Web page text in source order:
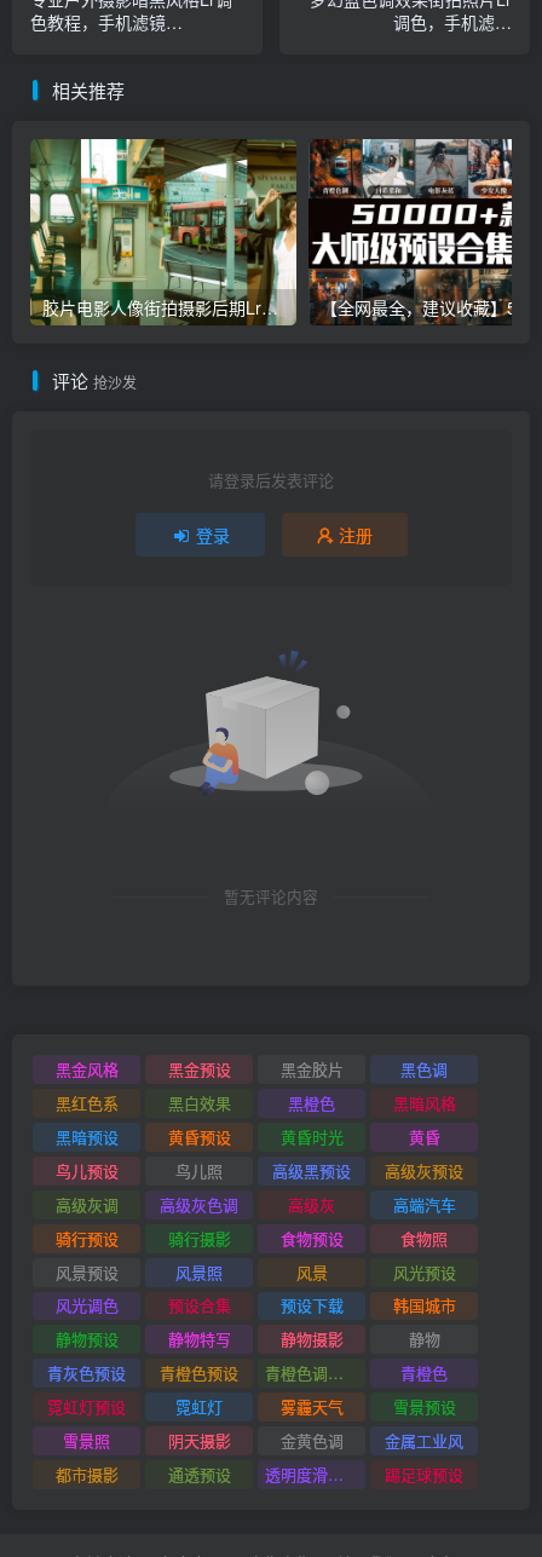
色教程，手机滤镜
调色，手机滤镜
相关推荐
胶片电影人像街拍摄影后期Lr调色教程，手机滤镜PS+Lightroom预设下载！
评论 抢沙发
请登录后发表评论
登录 注册
暂无评论内容
黑金风格 黑金预设 黑金胶片
黑色调
黑红色系
黑白效果 黑橙色
黑暗风格
黑暗预设
黄昏预设 黄昏时光
黄昏
鸟儿预设
鸟儿照 高级黑预设
高级灰预设
高级灰调
高级灰色调 高级灰
高端汽车
骑行预设
骑行摄影 食物预设
食物照
风景预设
风景照 风景
风光预设
风光调色
预设合集 预设下载
韩国城市
静物预设
静物特写 静物摄影
静物
青灰色预设
青橙色预设 青橙色调预设
青橙色
霓虹灯预设
霓虹灯 雾霾天气
雪景预设
雪景照
阴天摄影 金黄色调
金属工业风
都市摄影
通透预设 透明度滑块插件 踢足球预设